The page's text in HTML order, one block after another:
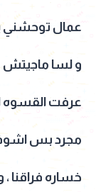
عمال توحشني
و لسا ماجيتش
عرفت القسوه
مجرد بس
خساره